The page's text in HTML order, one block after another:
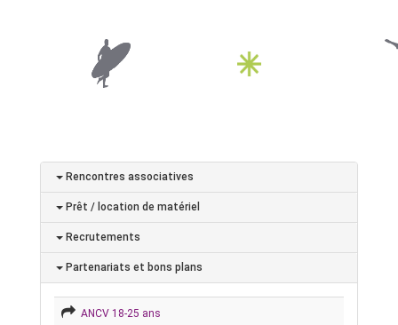
Rencontres associatives
Prêt / location de matériel
Recrutements
Partenariats et bons plans
ANCV 18-25 ans